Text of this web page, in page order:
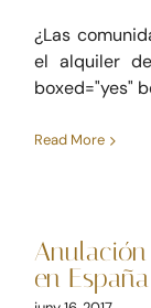
¿Las
el alquiler
boxed="yes"
Read More
en España